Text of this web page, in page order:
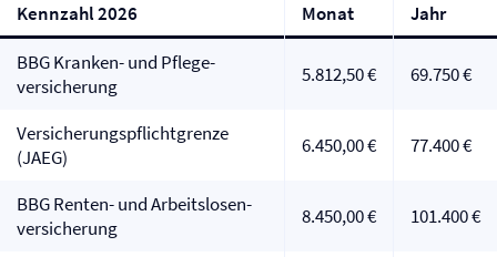
Kennzahl 2026 Monat
Jahr
BBG Kranken- und Pflege­
versicherung
5.812,50 € 69.750 €
Versicherungspflicht­grenze
(JAEG)
6.450,00 € 77.400 €
BBG Renten- und Arbeitslosen­
versicherung
8.450,00 € 101.400 €